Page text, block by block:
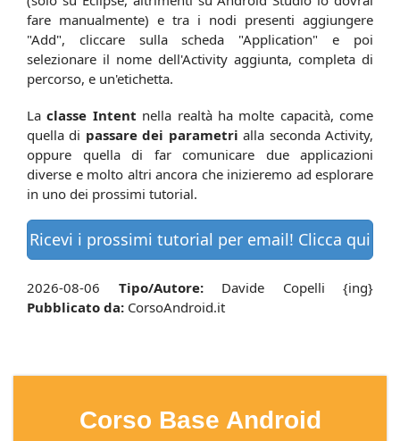
fare manualmente) e tra i nodi presenti aggiungere
"Add", cliccare sulla scheda "Application" e poi
selezionare il nome dell'Activity aggiunta, completa di
percorso, e un'etichetta.
Laclasse Intent nella realtà ha molte capacità, come
quella di passare dei parametri alla seconda Activity,
oppure quella di far comunicare due applicazioni
diverse e molto altri ancora che inizieremo ad esplorare
in uno dei prossimi tutorial.
Ricevi i prossimi tutorial per email! Clicca qui
2026-08-06 Tipo/Autore:
Davide Copelli {ing}
Pubblicato da: CorsoAndroid.it
Corso Base Android